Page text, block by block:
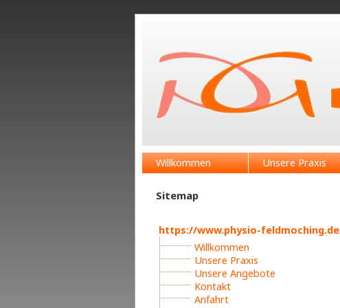
Willkommen Unsere Praxis
Sitemap
https://www.physio-feldmoching.de
Willkommen
Unsere Praxis
Unsere Angebote
Kontakt
Anfahrt